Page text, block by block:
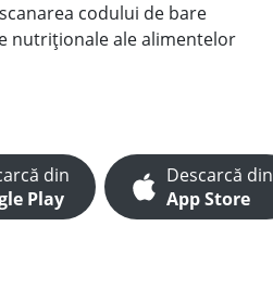
codului de bare
nutriționale ale alimentelor
din
Play
Descarcă din
App Store